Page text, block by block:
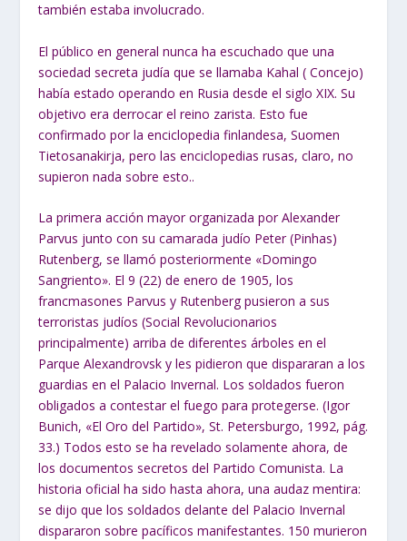
también estaba involucrado.
El público en general nunca ha escuchado que una
sociedad secreta judía que se llamaba Kahal ( Concejo)
había estado operando en Rusia desde el siglo XIX. Su
objetivo era derrocar el reino zarista. Esto fue
confirmado por la enciclopedia finlandesa, Suomen
Tietosanakirja, pero las enciclopedias rusas, claro, no
supieron nada sobre esto..
La primera acción mayor organizada por Alexander
Parvus junto con su camarada judío Peter (Pinhas)
Rutenberg, se llamó posteriormente «Domingo
Sangriento». El 9 (22) de enero de 1905, los
francmasones Parvus y Rutenberg pusieron a sus
terroristas judíos (Social Revolucionarios
principalmente) arriba de diferentes árboles en el
Parque Alexandrovsk y les pidieron que dispararan a los
guardias en el Palacio Invernal. Los soldados fueron
obligados a contestar el fuego para protegerse. (Igor
Bunich, «El Oro del Partido», St. Petersburgo, 1992, pág.
33.) Todos esto se ha revelado solamente ahora, de
los documentos secretos del Partido Comunista. La
historia oficial ha sido hasta ahora, una audaz mentira:
se dijo que los soldados delante del Palacio Invernal
dispararon sobre pacíficos manifestantes. 150 murieron